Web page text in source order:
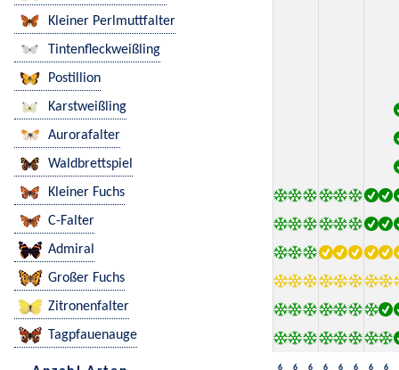
Kleiner Perlmuttfalter
Tintenfleckweißling
Postillion
Karstweißling
Aurorafalter
Waldbrettspiel
Kleiner Fuchs
C-Falter
Admiral
Großer Fuchs
Zitronenfalter
Tagpfauenauge
6 6 6 6 6 6 6 6